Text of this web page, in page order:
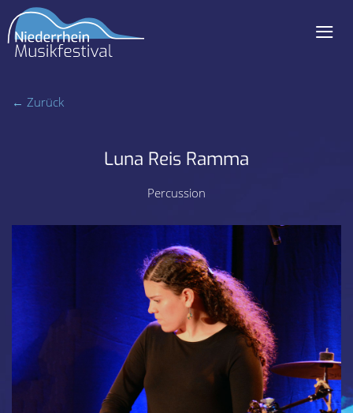
≡
← Zurück
Luna Reis Ramma
Percussion